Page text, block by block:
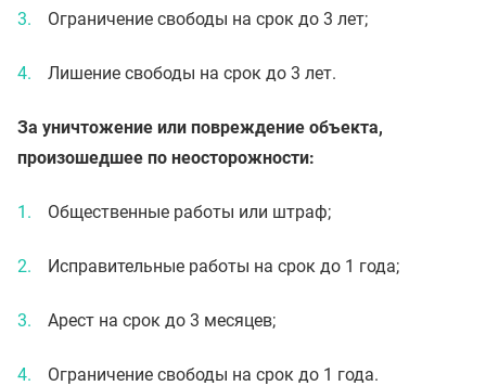
Ограничение свободы на срок до 3 лет;
Лишение свободы на срок до 3 лет.
За уничтожение или повреждение объекта,
произошедшее по неосторожности:
Общественные работы или штраф;
Исправительные работы на срок до 1 года;
Арест на срок до 3 месяцев;
Ограничение свободы на срок до 1 года.